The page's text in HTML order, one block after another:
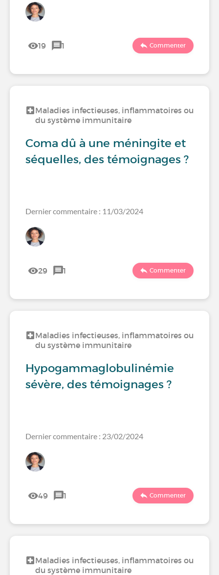
19 1 Commenter
Maladies infectieuses, inflammatoires ou
du système immunitaire
Coma dû à une méningite et
séquelles, des témoignages ?
Dernier commentaire : 11/03/2024
29 1 Commenter
Maladies infectieuses, inflammatoires ou
du système immunitaire
Hypogammaglobulinémie
sévère, des témoignages ?
Dernier commentaire : 23/02/2024
49 1 Commenter
Maladies infectieuses, inflammatoires ou
du système immunitaire